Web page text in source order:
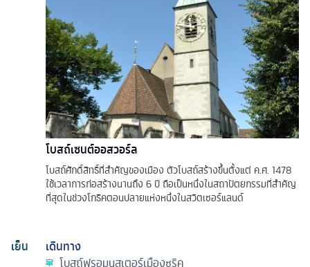
โบสถ์เซนต์ออสวอร์ล
โบสถ์ศักดิ์สิทธิ์ที่สำคัญของเมือง ตัวโบสถ์สร้างขึ้นตั้งแต่ ค.ศ. 1478
ใช้เวลาการก่อสร้างนานถึง 6 ปี ถือเป็นหนึ่งในสถาปัตยกรรมที่สำคัญ
ที่สุดในช่วงโกธิคตอนปลายแห่งหนึ่งในสวิตเซอร์แลนด์
เย็น
เดินทาง
โบสถ์ฟรอมุนสเตอร์เมืองซูริค